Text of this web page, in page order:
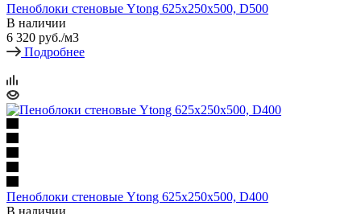
Пеноблоки стеновые Ytong 625х250х500, D500
В наличии
6 320 руб./м3
Подробнее
Пеноблоки стеновые Ytong 625х250х500, D400
В наличии